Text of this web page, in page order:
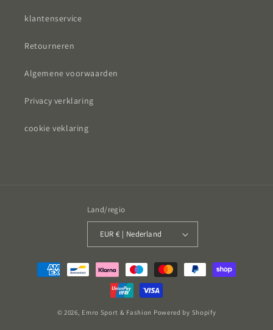
klantenservice
Retourneren
Algemene voorwaarden
Privacy verklaring
cookie veklaring
Land/regio
EUR € | Nederland
Betaalmethoden
© 2026, Emro Sport & Fashion Powered by Shopify